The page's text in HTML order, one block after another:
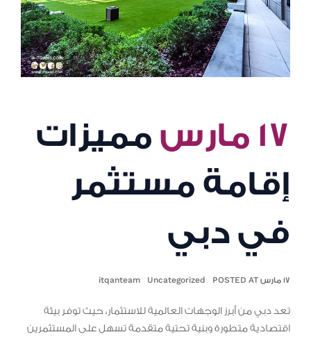
١٧ مارس
مميزات
إقامة مستثمر
في دبي
١٧ مارس POSTED AT Uncategorized
itqanteam
تعد دبي من أبرز الوجهات العالمية للاستثمار، حيث توفر بيئة
اقتصادية متطورة وبنية تحتية متقدمة تسهل على المستثمرين